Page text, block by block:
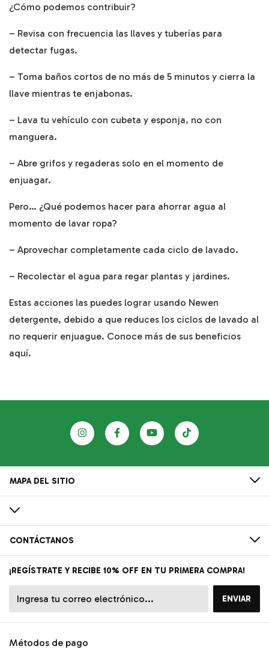
¿Cómo podemos contribuir?
– Revisa con frecuencia las llaves y tuberías para
detectar fugas.
– Toma baños cortos de no más de 5 minutos y cierra la
llave mientras te enjabonas.
– Lava tu vehículo con cubeta y esponja, no con
manguera.
– Abre grifos y regaderas solo en el momento de
enjuagar.
Pero… ¿Qué podemos hacer para ahorrar agua al
momento de lavar ropa?
– Aprovechar completamente cada ciclo de lavado.
– Recolectar el agua para regar plantas y jardines.
Estas acciones las puedes lograr usando Newen
detergente, debido a que reduces los ciclos de lavado al
no requerir enjuague. Conoce más de sus beneficios
aquí.
MAPA DEL SITIO
CONTÁCTANOS
¡REGÍSTRATE Y RECIBE 10% OFF EN TU PRIMERA COMPRA!
Métodos de pago